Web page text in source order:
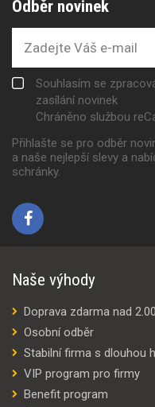
Odběr novinek
Souhlasím se
zasílání novinek
Chráněno službou
Přihlašte se pro odběr
a naše nejlepší slevy a
schránky.
Naše výhody
Doprava zdarma nad
Osobní odběr
Stabilní firma s dlouhou
VIP program pro firmy
Benefit program